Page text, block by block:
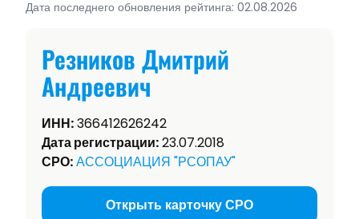
Дата последнего обновления рейтинга: 02.08.2026
Резников Дмитрий
Андреевич
ИНН:366412626242
Дата регистрации:23.07.2018
СРО:АССОЦИАЦИЯ "РСОПАУ"
Открыть карточку СРО